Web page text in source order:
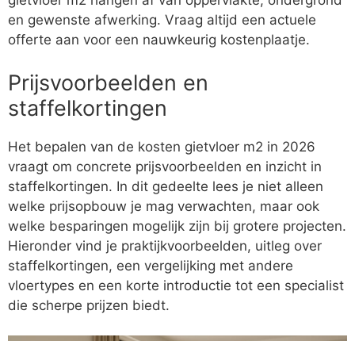
en gewenste afwerking. Vraag altijd een actuele
offerte aan voor een nauwkeurig kostenplaatje.
Prijsvoorbeelden en
staffelkortingen
Het bepalen van de kosten gietvloer m2 in 2026
vraagt om concrete prijsvoorbeelden en inzicht in
staffelkortingen. In dit gedeelte lees je niet alleen
welke prijsopbouw je mag verwachten, maar ook
welke besparingen mogelijk zijn bij grotere projecten.
Hieronder vind je praktijkvoorbeelden, uitleg over
staffelkortingen, een vergelijking met andere
vloertypes en een korte introductie tot een specialist
die scherpe prijzen biedt.